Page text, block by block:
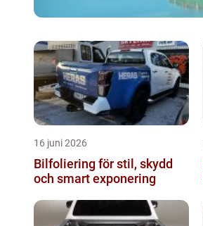
16 juni 2026
Bilfoliering för stil, skydd
och smart exponering